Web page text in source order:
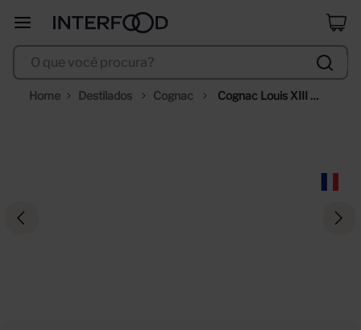
O que você procura?
Destilados Cognac
Cognac Louis XIII
º selección
corpus astral
10ºtrapiche vineyards sweet